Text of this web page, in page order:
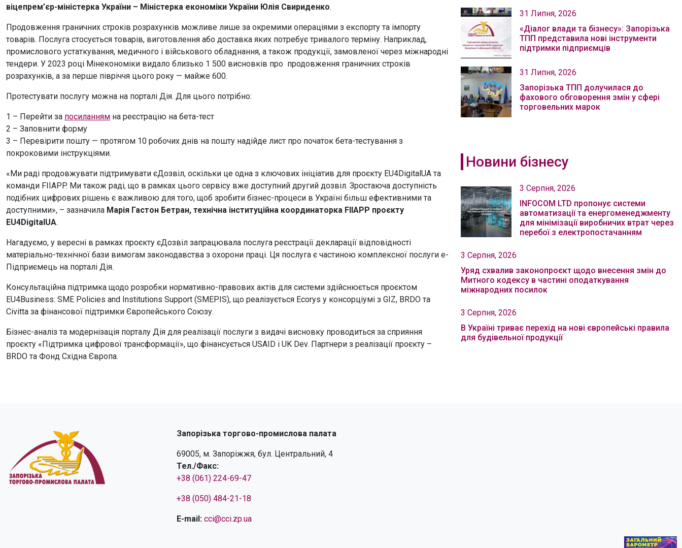
віцепрем’єр-міністерка України – Міністерка економіки України Юлія Свириденко.
Продовження граничних строків розрахунків можливе лише за окремими операціями з експорту та імпорту
товарів. Послуга стосується товарів, виготовлення або доставка яких потребує тривалого терміну. Наприклад,
промислового устаткування, медичного і військового обладнання, а також продукції, замовленої через міжнародні
тендери. У 2023 році Мінекономіки видало близько 1 500 висновків про продовження граничних строків
розрахунків, а за перше півріччя цього року — майже 600.
Протестувати послугу можна на порталі Дія. Для цього потрібно:
1 – Перейти за посиланням на реєстрацію на бета-тест
2 – Заповнити форму
3 – Перевірити пошту — протягом 10 робочих днів на пошту надійде лист про початок бета-тестування з
покроковими інструкціями.
«Ми раді продовжувати підтримувати єДозвіл, оскільки це одна з ключових ініціатив для проєкту EU4DigitalUA та
команди FIIAPP. Ми також раді, що в рамках цього сервісу вже доступний другий дозвіл. Зростаюча доступність
подібних цифрових рішень є важливою для того, щоб зробити бізнес-процеси в Україні більш ефективними та
доступними», – зазначила Марія Гастон Бетран, технічна інституційна координаторка FIIAPP проєкту
EU4DigitalUA.
Нагадуємо, у вересні в рамках проєкту єДозвіл запрацювала послуга реєстрації декларації відповідності
матеріально-технічної бази вимогам законодавства з охорони праці. Ця послуга є частиною комплексної послуги е-
Підприємець на порталі Дія.
Консультаційна підтримка щодо розробки нормативно-правових актів для системи здійснюється проєктом
EU4Business: SME Policies and Institutions Support (SMEPIS), що реалізується Ecorys у консорціумі з GIZ, BRDO та
Civitta за фінансової підтримки Європейського Союзу.
Бізнес-аналіз та модернізація порталу Дія для реалізації послуги з видачі висновку проводиться за сприяння
проєкту «Підтримка цифрової трансформації», що фінансується USAID і UK Dev. Партнери з реалізації проєкту –
BRDO та Фонд Східна Європа.
31 Липня, 2026
«Діалог влади та бізнесу»: Запорізька
ТПП представила нові інструменти
підтримки підприємців
31 Липня, 2026
Запорізька ТПП долучилася до
фахового обговорення змін у сфері
торговельних марок
Новини бізнесу
3 Серпня, 2026
INFOCOM LTD пропонує системи
автоматизації та енергоменеджменту
для мінімізації виробничих втрат через
перебої з електропостачанням
3 Серпня, 2026
Уряд схвалив законопроєкт щодо внесення змін до
Митного кодексу в частині оподаткування
міжнародних посилок
3 Серпня, 2026
В Україні триває перехід на нові європейські правила
для будівельної продукції
Запорізька торгово-промислова палата
69005, м. Запоріжжя, бул. Центральний, 4
Тел./Факс:
+38 (061) 224-69-47
+38 (050) 484-21-18
E-mail: cci@cci.zp.ua